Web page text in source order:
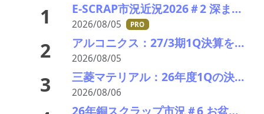
1 E-SCRAP市況近況2026＃2 深まりゆくそれぞれの秋景色!?――ＪＸ金属、三菱マテリアルのいま
2026/08/05 PRO
2 アルコニクス：27/3期1Q決算を発表。業績見通し、配当を修正
2026/08/05
3 三菱マテリアル：26年度1Qの決算説明会を開催。業績見通しを大幅上方修正
2026/08/06
26年銅スクラップ市況＃6 お盆休暇前の異例の上げ相場――一気に40円上げ